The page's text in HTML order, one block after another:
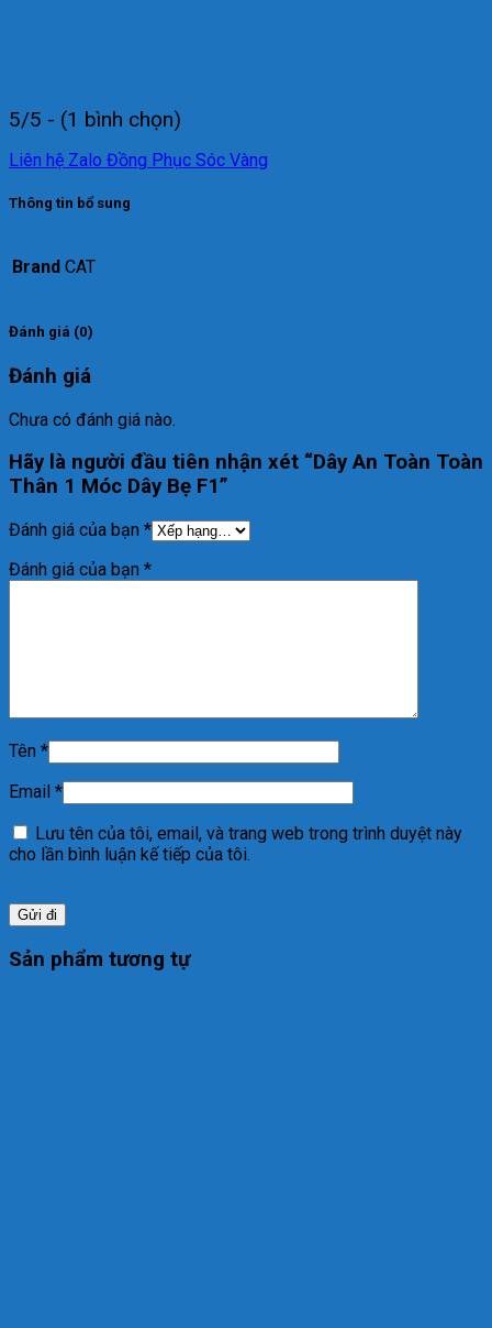
5/5 - (1 bình chọn)
Liên hệ Zalo Đồng Phục Sóc Vàng
Thông tin bổ sung
Brand CAT
Đánh giá (0)
Đánh giá
Chưa có đánh giá nào.
Hãy là người đầu tiên nhận xét “Dây An Toàn Toàn
Thân 1 Móc Dây Bẹ F1”
Đánh giá của bạn *
Đánh giá của bạn *
Tên *
Email *
Lưu tên của tôi, email, và trang web trong trình duyệt này
cho lần bình luận kế tiếp của tôi.
Sản phẩm tương tự